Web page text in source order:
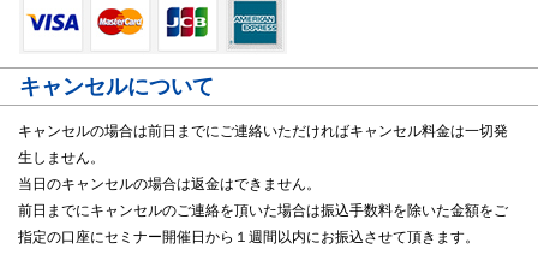
キャンセルについて
キャンセルの場合は前日までにご連絡いただければキャンセル料金は一切発
生しません。
当日のキャンセルの場合は返金はできません。
前日までにキャンセルのご連絡を頂いた場合は振込手数料を除いた金額をご
指定の口座にセミナー開催日から１週間以内にお振込させて頂きます。